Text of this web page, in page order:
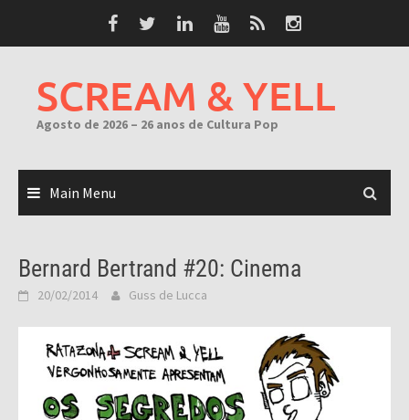
SCREAM & YELL
Agosto de 2026 – 26 anos de Cultura Pop
Main Menu
Bernard Bertrand #20: Cinema
20/02/2014 Guss de Lucca